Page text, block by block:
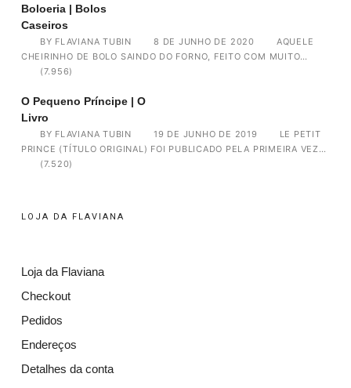
Boloeria | Bolos
Caseiros
BY FLAVIANA TUBIN 8 DE JUNHO DE 2020
AQUELE
CHEIRINHO DE BOLO SAINDO DO FORNO, FEITO COM MUITO…
(7.956)
O Pequeno Príncipe | O
Livro
BY FLAVIANA TUBIN 19 DE JUNHO DE 2019
LE PETIT
PRINCE (TÍTULO ORIGINAL) FOI PUBLICADO PELA PRIMEIRA VEZ…
(7.520)
LOJA DA FLAVIANA
Loja da Flaviana
Checkout
Pedidos
Endereços
Detalhes da conta